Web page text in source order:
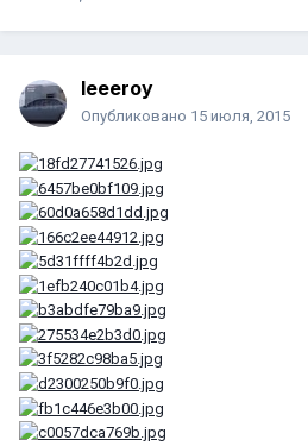
leeeroy
Опубликовано 15 июля, 2015